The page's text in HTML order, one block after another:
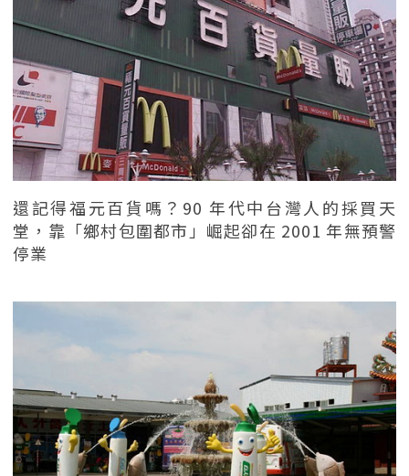
還記得福元百貨嗎？90 年代中台灣人的採買天
堂，靠「鄉村包圍都市」崛起卻在 2001 年無預警
停業